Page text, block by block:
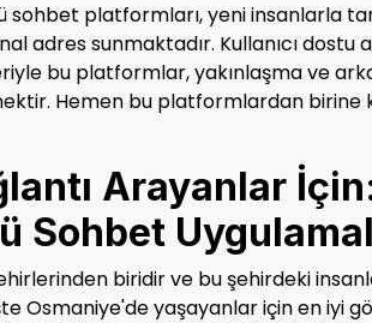
sohbet platformları, yeni insanlarla
adres sunmaktadır. Kullanıcı dostu
bu platformlar, yakınlaşma ve
Hemen bu platformlardan birine
Arayanlar
Sohbet
biridir ve bu şehirdeki
Osmaniye'de yaşayanlar için en iyi